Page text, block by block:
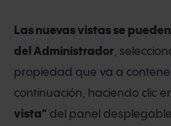
Las nuevas vistas se
del Administrador,
propiedad que va a
continuación, haciendo clic
vista" del panel